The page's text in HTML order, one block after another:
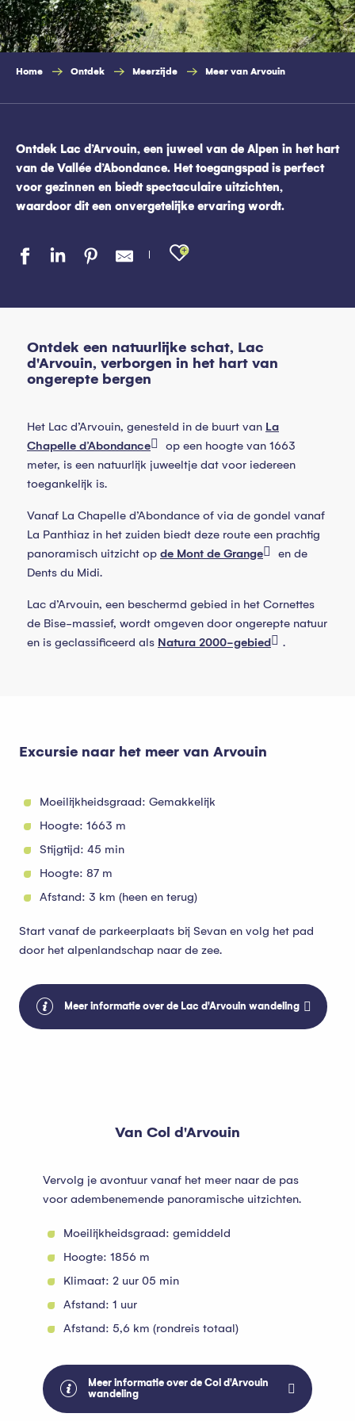
Home Ontdek Meerzijde Meer van Arvouin
Ontdek Lac d’Arvouin, een juweel van de Alpen in het hart
van de Vallée d’Abondance. Het toegangspad is perfect
voor gezinnen en biedt spectaculaire uitzichten,
waardoor dit een onvergetelijke ervaring wordt.
Ajouter aux
Ontdek een natuurlijke schat, Lac
d'Arvouin, verborgen in het hart van
ongerepte bergen
Het Lac d’Arvouin, genesteld in de buurt van La
Chapelle d’Abondance
op een hoogte van 1663
meter, is een natuurlijk juweeltje dat voor iedereen
toegankelijk is.
Vanaf La Chapelle d’Abondance of via de gondel vanaf
La Panthiaz in het zuiden biedt deze route een prachtig
panoramisch uitzicht op de Mont de Grange
en de
Dents du Midi.
Lac d’Arvouin, een beschermd gebied in het Cornettes
de Bise-massief, wordt omgeven door ongerepte natuur
en is geclassificeerd als Natura 2000-gebied .
Excursie naar het meer van Arvouin
Moeilijkheidsgraad: Gemakkelijk
Hoogte: 1663 m
Stijgtijd: 45 min
Hoogte: 87 m
Afstand: 3 km (heen en terug)
Start vanaf de parkeerplaats bij Sevan en volg het pad
door het alpenlandschap naar de zee.
Meer informatie over de Lac d'Arvouin wandeling
Van Col d'Arvouin
Vervolg je avontuur vanaf het meer naar de pas
voor adembenemende panoramische uitzichten.
Moeilijkheidsgraad: gemiddeld
Hoogte: 1856 m
Klimaat: 2 uur 05 min
Afstand: 1 uur
Afstand: 5,6 km (rondreis totaal)
Meer informatie over de Col d'Arvouin
wandeling